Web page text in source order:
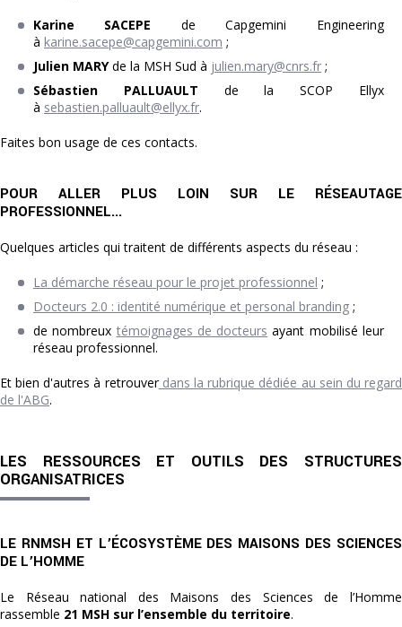
Karine SACEPE de Capgemini Engineering
à karine.sacepe@capgemini.com ;
Julien MARYde la MSH Sud à julien.mary@cnrs.fr ;
Sébastien PALLUAULT de la SCOP Ellyx
à sebastien.palluault@ellyx.fr.
Faites bon usage de ces contacts.
POUR ALLER PLUS LOIN SUR LE RÉSEAUTAGE
PROFESSIONNEL...
Quelques articles qui traitent de différents aspects du réseau :
La démarche réseau pour le projet professionnel ;
Docteurs 2.0 : identité numérique et personal branding ;
de nombreux témoignages de docteurs ayant mobilisé leur
réseau professionnel.
Et bien d'autres à retrouverdans la rubrique dédiée au sein du regard
de l'ABG.
LES RESSOURCES ET OUTILS DES STRUCTURES
ORGANISATRICES
LE RNMSH ET L’ÉCOSYSTÈME DES MAISONS DES SCIENCES
DE L’HOMME
Le Réseau national des Maisons des Sciences de l’Homme
rassemble 21 MSH sur l’ensemble du territoire.